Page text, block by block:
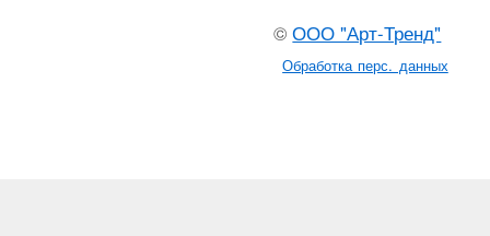
©ООО "Арт-Тренд"
Обработка перс. данных